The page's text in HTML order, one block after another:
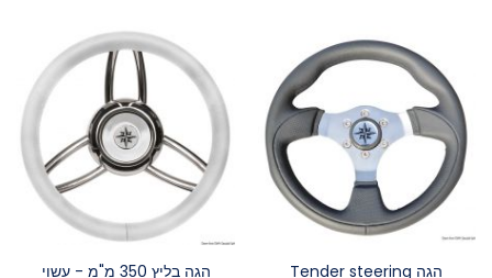
הגה Tender steering
הגה בליץ 350 מ"מ - עשוי